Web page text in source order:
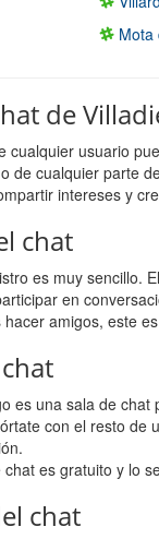
Mota
de
cualquier usuario
de cualquier parte
intereses y
chat
es muy sencillo.
en
amigos, este
es una sala de
con el resto de
es gratuito y lo
chat